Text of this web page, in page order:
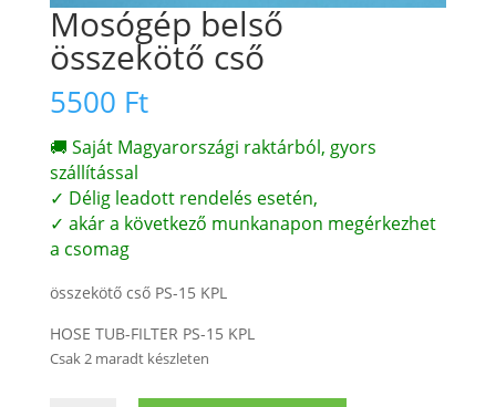
Mosógép belső
összekötő cső
5500 Ft
🚚 Saját Magyarországi raktárból, gyors
szállítással
✓ Délig leadott rendelés esetén,
✓ akár a következő munkanapon megérkezhet
a csomag
összekötő cső PS-15 KPL
HOSE TUB-FILTER PS-15 KPL
Csak 2 maradt készleten